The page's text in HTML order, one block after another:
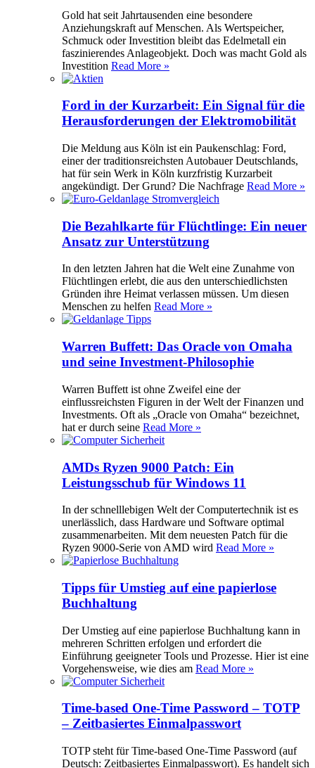
Gold hat seit Jahrtausenden eine besondere
Anziehungskraft auf Menschen. Als Wertspeicher,
Schmuck oder Investition bleibt das Edelmetall ein
faszinierendes Anlageobjekt. Doch was macht Gold als
Investition Read More »
Ford in der Kurzarbeit: Ein Signal für die
Herausforderungen der Elektromobilität
Die Meldung aus Köln ist ein Paukenschlag: Ford,
einer der traditionsreichsten Autobauer Deutschlands,
hat für sein Werk in Köln kurzfristig Kurzarbeit
angekündigt. Der Grund? Die Nachfrage Read More »
Die Bezahlkarte für Flüchtlinge: Ein neuer
Ansatz zur Unterstützung
In den letzten Jahren hat die Welt eine Zunahme von
Flüchtlingen erlebt, die aus den unterschiedlichsten
Gründen ihre Heimat verlassen müssen. Um diesen
Menschen zu helfen Read More »
Warren Buffett: Das Oracle von Omaha
und seine Investment-Philosophie
Warren Buffett ist ohne Zweifel eine der
einflussreichsten Figuren in der Welt der Finanzen und
Investments. Oft als „Oracle von Omaha“ bezeichnet,
hat er durch seine Read More »
AMDs Ryzen 9000 Patch: Ein
Leistungsschub für Windows 11
In der schnelllebigen Welt der Computertechnik ist es
unerlässlich, dass Hardware und Software optimal
zusammenarbeiten. Mit dem neuesten Patch für die
Ryzen 9000-Serie von AMD wird Read More »
Tipps für Umstieg auf eine papierlose
Buchhaltung
Der Umstieg auf eine papierlose Buchhaltung kann in
mehreren Schritten erfolgen und erfordert die
Einführung geeigneter Tools und Prozesse. Hier ist eine
Vorgehensweise, wie dies am Read More »
Time-based One-Time Password – TOTP
– Zeitbasiertes Einmalpasswort
TOTP steht für Time-based One-Time Password (auf
Deutsch: Zeitbasiertes Einmalpasswort). Es handelt sich